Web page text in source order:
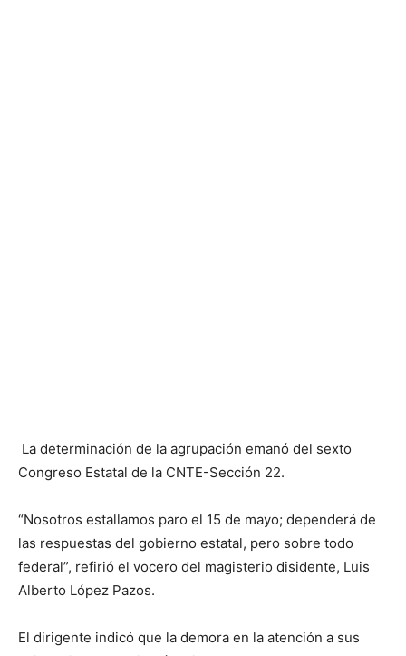
La determinación de la agrupación emanó del sexto
Congreso Estatal de la CNTE-Sección 22.
“Nosotros estallamos paro el 15 de mayo; dependerá de
las respuestas del gobierno estatal, pero sobre todo
federal”, refirió el vocero del magisterio disidente, Luis
Alberto López Pazos.
El dirigente indicó que la demora en la atención a sus